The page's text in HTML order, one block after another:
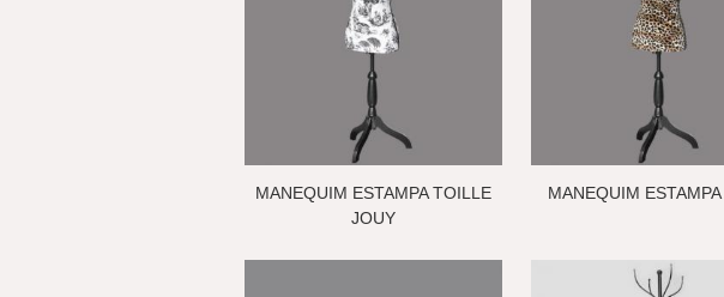
MANEQUIM ESTAMPA TOILLE
JOUY
MANEQUIM